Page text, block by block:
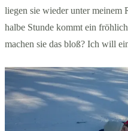
liegen sie wieder unter meinem
halbe Stunde kommt ein
machen sie das bloß? Ich will